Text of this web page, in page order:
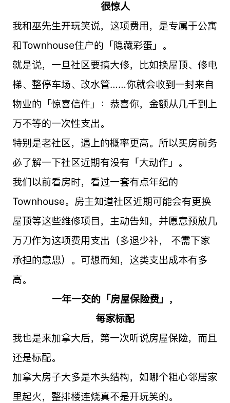
很惊人
我和巫先生开玩笑说，这项费用，是专属于公寓
和Townhouse住户的「隐藏彩蛋」。
就是说，一旦社区要搞大修，比如换屋顶、修电
梯、整停车场、改水管……你就会收到一封来自
物业的「惊喜信件」：恭喜你，金额从几千到上
万不等的一次性支出。
特别是老社区，遇上的概率更高。所以买房前务
必了解一下社区近期有没有「大动作」。
我们以前看房时，看过一套有点年纪的
Townhouse。房主知道社区近期可能会有更换
屋顶等这些维修项目，主动告知，并愿意预放几
万刀作为这项费用支出（多退少补， 不需下家
承担的意思）。可想而知，这类支出成本有多
高。
一年一交的「房屋保险费」，
每家标配
我也是来加拿大后，第一次听说房屋保险，而且
还是标配。
加拿大房子大多是木头结构，如哪个粗心邻居家
里起火，整排楼连烧真不是开玩笑的。